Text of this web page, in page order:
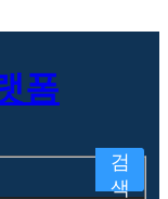
검
색